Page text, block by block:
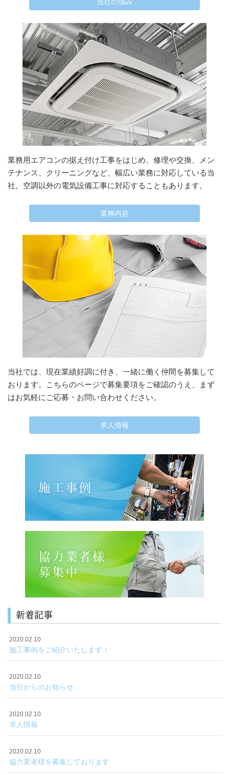
業務用エアコンの据え付け工事をはじめ、修理や交換、メン
テナンス、クリーニングなど、幅広い業務に対応している当
社。空調以外の電気設備工事に対応することもあります。
業務内容
当社では、現在業績好調に付き、一緒に働く仲間を募集して
おります。こちらのページで募集要項をご確認のうえ、まず
はお気軽にご応募・お問い合わせください。
求人情報
新着記事
2020.02.10
施工事例をご紹介いたします！
2020.02.10
当社からのお知らせ
2020.02.10
求人情報
2020.02.10
協力業者様を募集しております